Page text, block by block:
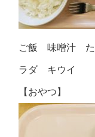
ご飯 味噌汁 た
ラダ キウイ
【おやつ】